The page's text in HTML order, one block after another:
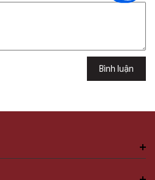
Nội
Bình luận